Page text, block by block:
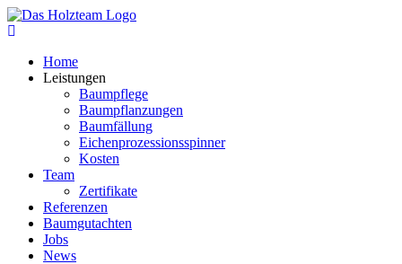
Home
Leistungen
Baumpflege
Baumpflanzungen
Baumfällung
Eichenprozessionsspinner
Kosten
Team
Zertifikate
Referenzen
Baumgutachten
Jobs
News